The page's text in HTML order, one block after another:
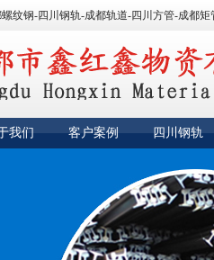
纹钢-四川钢轨-成都轨道-四川方管-成都
我们 客户案例 四川钢轨